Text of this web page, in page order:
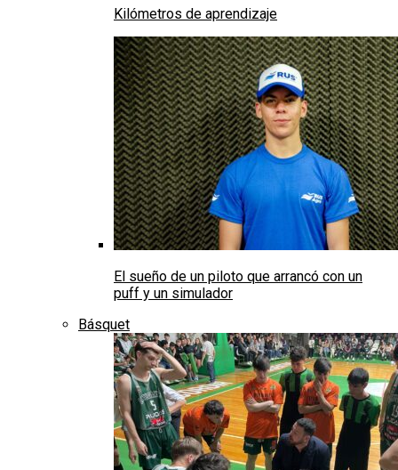
Kilómetros de aprendizaje
El sueño de un piloto que arrancó con un
puff y un simulador
Básquet